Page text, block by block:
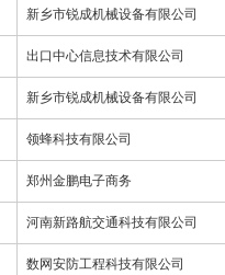
新乡市锐成机械设备有限公司
出口中心信息技术有限公司
新乡市锐成机械设备有限公司
领蜂科技有限公司
郑州金鹏电子商务
河南新路航交通科技有限公司
数网安防工程科技有限公司